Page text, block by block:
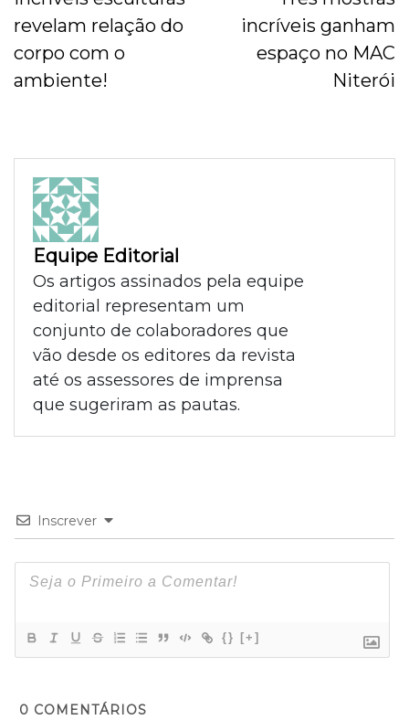
revelam relação do
corpo com o
ambiente!
incríveis ganham
espaço no MAC
Niterói
Equipe Editorial
Os artigos assinados pela equipe
editorial representam um
conjunto de colaboradores que
vão desde os editores da revista
até os assessores de imprensa
que sugeriram as pautas.
Inscrever
{} [+]
0 COMENTÁRIOS